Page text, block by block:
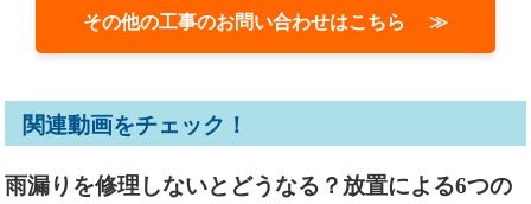
その他の工事のお問い合わせはこちら ≫
関連動画をチェック！
雨漏りを修理しないとどうなる？放置による6つの